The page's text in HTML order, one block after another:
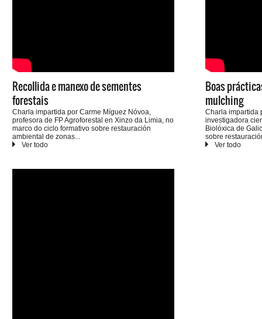
Recollida e manexo de sementes
forestais
Charla impartida por Carme Míguez Nóvoa,
profesora de FP Agroforestal en Xinzo da Limia, no
marco do ciclo formativo sobre restauración
ambiental de zonas
queimadas impulsado por ADEGA en outubro de
Boas
mulching
Charla impartida
investigadora
Biolóxica de
sobre
zonas